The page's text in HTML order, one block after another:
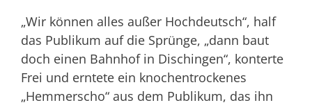
„Wir können alles außer Hoch­deutsch“, half
das Publikum auf die Sprünge, „dann baut
doch einen Bahnhof in Dischingen“, konterte
Frei und erntete ein knochentrockenes
„Hemmerscho“ aus dem Publikum, das ihn